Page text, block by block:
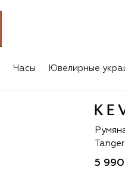
Часы Ювелирные
Kevyn
5